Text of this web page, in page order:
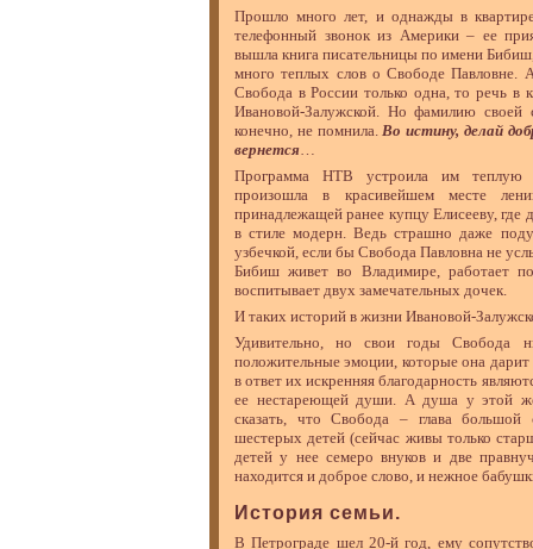
Прошло много лет, и однажды в
телефонный звонок из Америки – ее
вышла книга писательницы по имени
много теплых слов о Свободе Павловне.
Свобода в России только одна, то речь в
Ивановой-Залужской. Но фамилию
конечно, не помнила.Во истину, делай
вернется…
Программа НТВ устроила им теплую
произошла в красивейшем месте
принадлежащей ранее купцу Елисееву,
в стиле модерн. Ведь страшно даже
узбечкой, если бы Свобода Павловна не
Бибиш живет во Владимире, работает
воспитывает двух замечательных дочек.
И таких историй в жизни Ивановой-
Удивительно, но свои годы Свобода
положительные эмоции, которые она
в ответ их искренняя благодарность
ее нестареющей души. А душа у этой
сказать, что Свобода – глава
шестерых детей (сейчас живы только
детей у нее семеро внуков и две
находится и доброе слово, и нежное
История семьи.
В Петрограде шел 20-й год, ему